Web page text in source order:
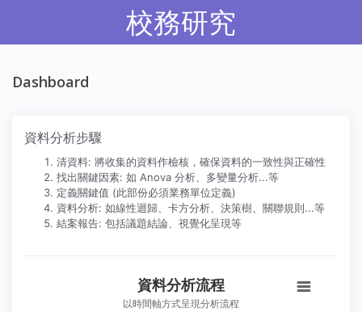
校務研究
Dashboard
資料分析步驟
清資料: 將收集的資料作檢核，確保資料的一致性與正確性
找出關鍵因素: 如 Anova 分析、多變量分析...等
定義關鍵值 (此部份必須業務單位定義)
資料分析: 如線性迴歸、卡方分析、決策樹、關聯規則...等
結案報告: 包括議題結論、視覺化呈現等
Chart with 5 data points.
以時間軸方式呈現分析流程
資料分析流程
以時間軸方式呈現分析流程